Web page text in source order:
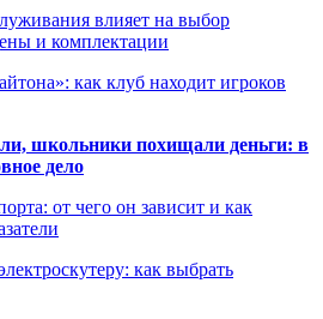
влияет на выбор
и комплектации
как клуб находит игроков
школьники похищали деньги: в
дело
от чего он зависит и как
как выбрать